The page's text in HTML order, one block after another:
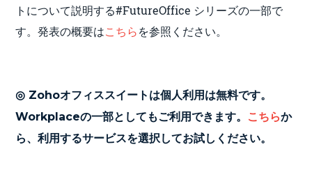
トについて説明する#FutureOffice シリーズの一部で
す。発表の概要はこちらを参照ください。
◎ Zohoオフィススイートは個人利用は無料です。
Workplaceの一部としてもご利用できます。 こちらか
ら、利用するサービスを選択してお試しください。